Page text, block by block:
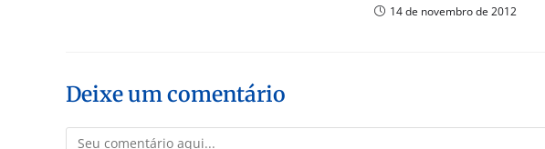
14 de novembro de 2012
Deixe um comentário